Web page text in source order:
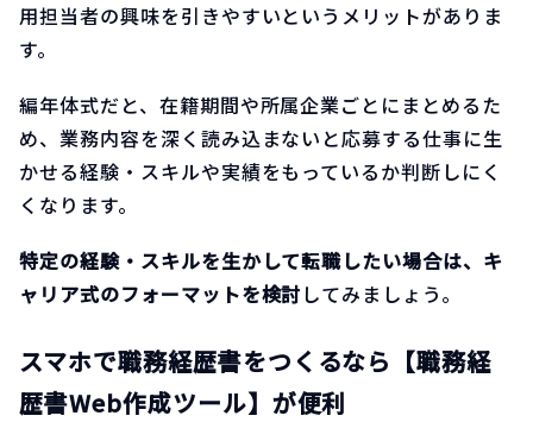
用担当者の興味を引きやすいというメリットがありま
す。
編年体式だと、在籍期間や所属企業ごとにまとめるた
め、業務内容を深く読み込まないと応募する仕事に生
かせる経験・スキルや実績をもっているか判断しにく
くなります。
特定の経験・スキルを生かして転職したい場合は、キ
ャリア式のフォーマットを検討 してみましょう。
スマホで職務経歴書をつくるなら【職務経
歴書Web作成ツール】が便利